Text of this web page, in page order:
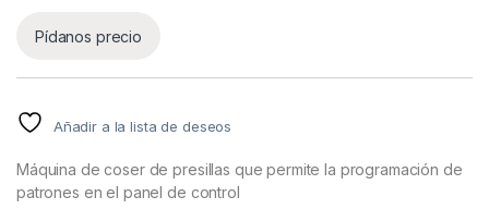
Pídanos precio
Añadir a la lista de deseos
Máquina de coser de presillas que permite la programación de
patrones en el panel de control